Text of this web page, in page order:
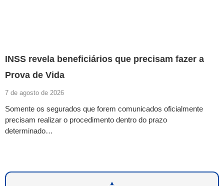
INSS revela beneficiários que precisam fazer a
Prova de Vida
7 de agosto de 2026
Somente os segurados que forem comunicados oficialmente
precisam realizar o procedimento dentro do prazo
determinado…